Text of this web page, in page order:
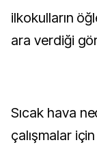
ilkokulların
ara verdiği
Sıcak hava
çalışmalar